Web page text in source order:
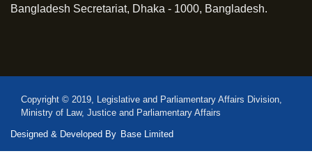
Bangladesh Secretariat, Dhaka - 1000, Bangladesh.
Copyright © 2019, Legislative and Parliamentary Affairs Division,
Ministry of Law, Justice and Parliamentary Affairs
Designed & Developed By Base Limited